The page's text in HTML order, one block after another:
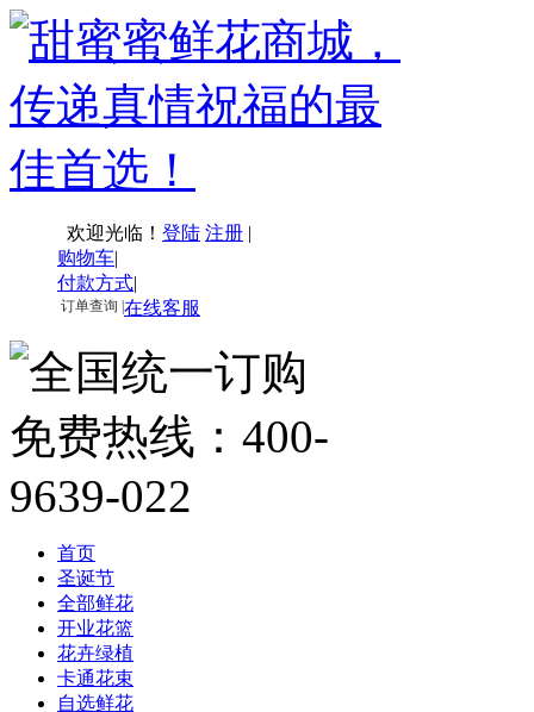
欢迎光临！ 登陆 注册 |
购物车|
付款方式|
订单查询 | 在线客服
首页
圣诞节
全部鲜花
开业花篮
花卉绿植
卡通花束
自选鲜花